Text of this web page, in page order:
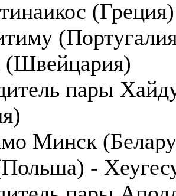
(Греция)
(Швейцария)
пары
Минск
-